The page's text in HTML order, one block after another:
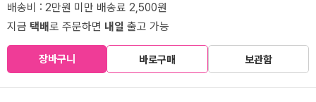
배송비 : 2만원 미만 배송료 2,500원
지금 택배로 주문하면 내일 출고 가능
장바구니 바로구매 보관함